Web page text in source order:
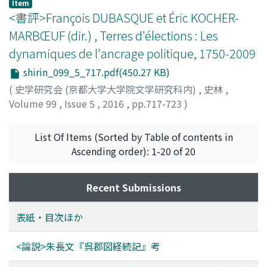
Item
<書評>François DUBASQUE et Éric KOCHER-
MARBŒUF (dir.) , Terres d'élections : Les
dynamiques de l'ancrage politique, 1750-2009
shirin_099_5_717.pdf(450.27 KB)
( 史学研究会 (京都大学大学院文学研究科内) , 史林 ,
Volume 99 , Issue 5 , 2016 , pp.717-723 )
List Of Items (Sorted by Table of contents in
Ascending order): 1-20 of 20
Recent Submissions
表紙・目次ほか
<論説>朱長文『呉郡図経続記』考